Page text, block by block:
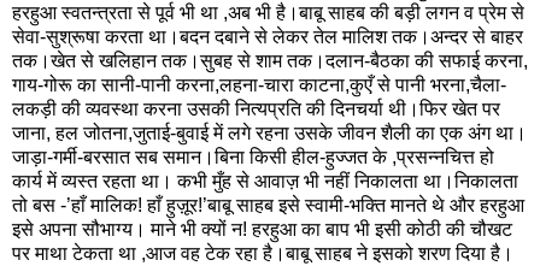
हरहुआ स्वतन्त्रता से पूर्व भी था ,अब भी है।बाबू साहब की बड़ी लगन व प्रेम से
सेवा-सुश्रूषा करता था।बदन दबाने से लेकर तेल मालिश तक।अन्दर से बाहर
तक।खेत से खलिहान तक।सुबह से शाम तक।दलान-बैठका की सफाई करना,
गाय-गोरू का सानी-पानी करना,लहना-चारा काटना,कुएँ से पानी भरना,चैला-
लकड़ी की व्यवस्था करना उसकी नित्यप्रति की दिनचर्या थी।फिर खेत पर
जाना, हल जोतना,जुताई-बुवाई में लगे रहना उसके जीवन शैली का एक अंग था।
जाड़ा-गर्मी-बरसात सब समान।बिना किसी हील-हुज्जत के ,प्रसन्नचित्त हो
कार्य में व्यस्त रहता था। कभी मुँह से आवाज़ भी नहीं निकालता था।निकालता
तो बस -’हाँ मालिक! हाँ हुज़ूर!’बाबू साहब इसे स्वामी-भक्ति मानते थे और हरहुआ
इसे अपना सौभाग्य। माने भी क्यों न! हरहुआ का बाप भी इसी कोठी की चौखट
पर माथा टेकता था ,आज वह टेक रहा है।बाबू साहब ने इसको शरण दिया है।